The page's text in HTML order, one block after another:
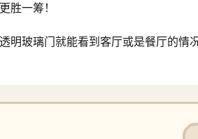
胜一筹！
明玻璃门就能看到客厅或是餐厅的情